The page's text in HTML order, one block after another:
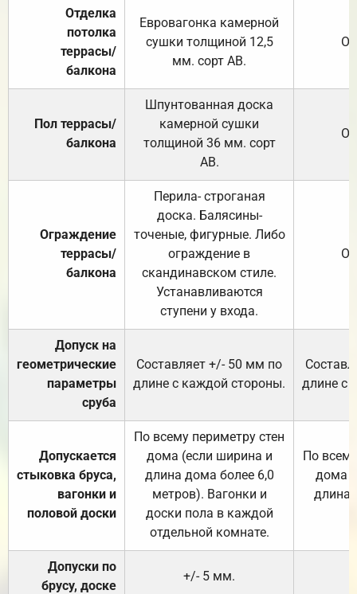
Отделка
потолка
террасы/
балкона
Евровагонка камерной
сушки толщиной 12,5
мм. сорт АВ.
Пол террасы/
балкона
Шпунтованная доска
камерной сушки
толщиной 36 мм. сорт
АВ.
Ограждение
террасы/
балкона
Перила- строганая
доска. Балясины-
точеные, фигурные. Либо
ограждение в
скандинавском стиле.
Устанавливаются
ступени у входа.
Допуск на
геометрические
параметры
сруба
Составляет +/- 50 мм по
длине с каждой стороны.
длине с
Допускается
стыковка бруса,
вагонки и
половой доски
По всему периметру стен
дома (если ширина и
длина дома более 6,0
метров). Вагонки и
доски пола в каждой
отдельной комнате.
По
дома
длина
Допуски по
брусу, доске
+/- 5 мм.